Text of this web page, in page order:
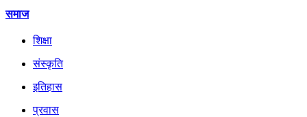
समाज
शिक्षा
संस्कृति
इतिहास
प्रवास